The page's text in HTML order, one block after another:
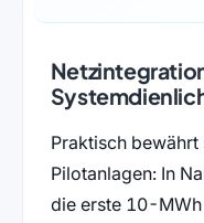
Praktisch
Pilotanlagen: In
die erste 10-